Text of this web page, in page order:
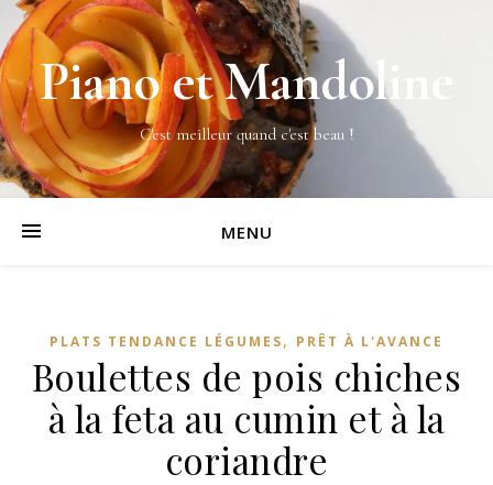
Piano et Mandoline
C'est meilleur quand c'est beau !
MENU
PLATS TENDANCE LÉGUMES, PRÊT À L'AVANCE
Boulettes de pois chiches
à la feta au cumin et à la
coriandre